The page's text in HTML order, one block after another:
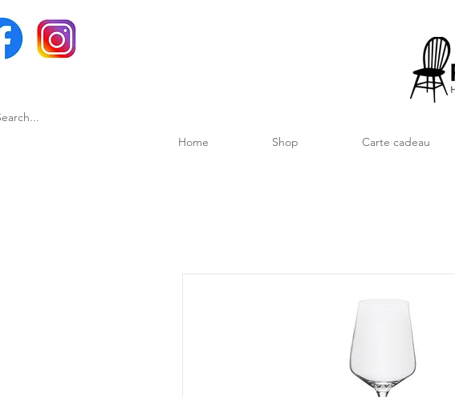
Home Shop Carte cadeau